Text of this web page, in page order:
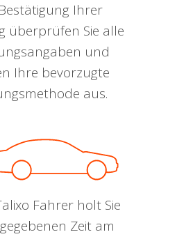
Ihrer
überprüfen Sie alle
und
Ihre bevorzugte
aus.
Fahrer holt Sie
Zeit am